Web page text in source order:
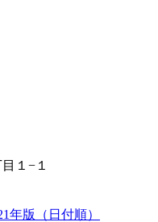
１−１
年版（日付順）